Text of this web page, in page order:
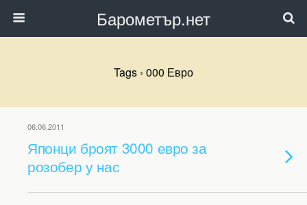
Барометър.нет
Tags › 000 Евро
06.06.2011
Японци броят 3000 евро за
розобер у нас